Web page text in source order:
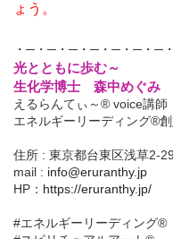
ょう。
・─・─・─・─・─・─・─
光とともに歩む～
生化学博士 森中めぐみ
えるらんてぃ～® voice講師
エネルギーリーディング®
住所 : 東京都台東区浅草2-
mail : info@eruranthy.jp
HP： https://eruranthy.jp/
#エネルギーリーディング®︎